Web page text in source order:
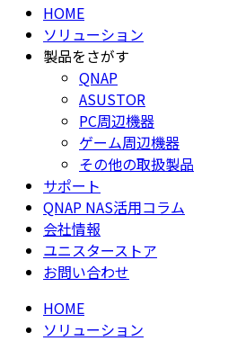
HOME
ソリューション
製品をさがす
QNAP
ASUSTOR
PC周辺機器
ゲーム周辺機器
その他の取扱製品
サポート
QNAP NAS活用コラム
会社情報
ユニスターストア
お問い合わせ
HOME
ソリューション